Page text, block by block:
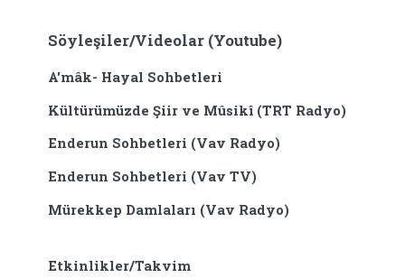
Söyleşiler/Videolar (Youtube)
A'mâk- Hayal Sohbetleri
Kültürümüzde Şiir ve Mûsikî (TRT Radyo)
Enderun Sohbetleri (Vav Radyo)
Enderun Sohbetleri (Vav TV)
Mürekkep Damlaları (Vav Radyo)
Etkinlikler/Takvim